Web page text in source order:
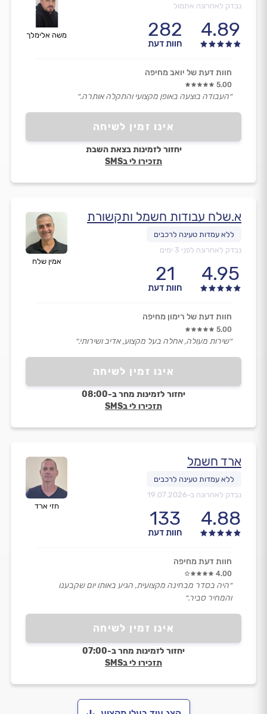
משה אלימלך
נבדק לאחרונה אתמול
4.89
282
חוות דעת
אינו זמין לשיחה
יחזור לזמינות בצאת השבת
תזכירו לי בSMS
חוות דעת של יואב מחיפה
5.00
״העבודה בוצעה באופן מקצועי והתקלה אותרה.״
אמין שלח
א.שלח עבודות חשמל ותקשורת
נבדק לאחרונה לפני 3 ימים
4.95
21
חוות דעת
אינו זמין לשיחה
יחזור לזמינות מחר ב-08:00
תזכירו לי בSMS
חוות דעת של רימון מחיפה
5.00
״שירות מעולה, אחלה בעל מקצוע, אדיב ושירותי.״
חזי ארד
ארד חשמל
נבדק לאחרונה ב-19.07.2026
4.88
133
חוות דעת
אינו זמין לשיחה
יחזור לזמינות מחר ב-07:00
תזכירו לי בSMS
חוות דעת מחיפה
4.00
״היה בסדר מבחינה מקצועית, הגיע באותו יום שקבענו
והמחיר סביר.״